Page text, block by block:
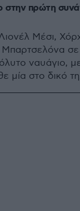
στην πρώτη
Μέσι,
Μπαρτσελόνα
ναυάγιο,
μία στο δικό